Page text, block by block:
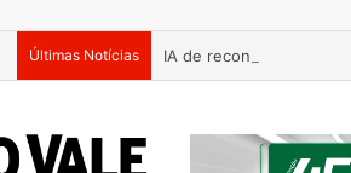
Últimas Notícias